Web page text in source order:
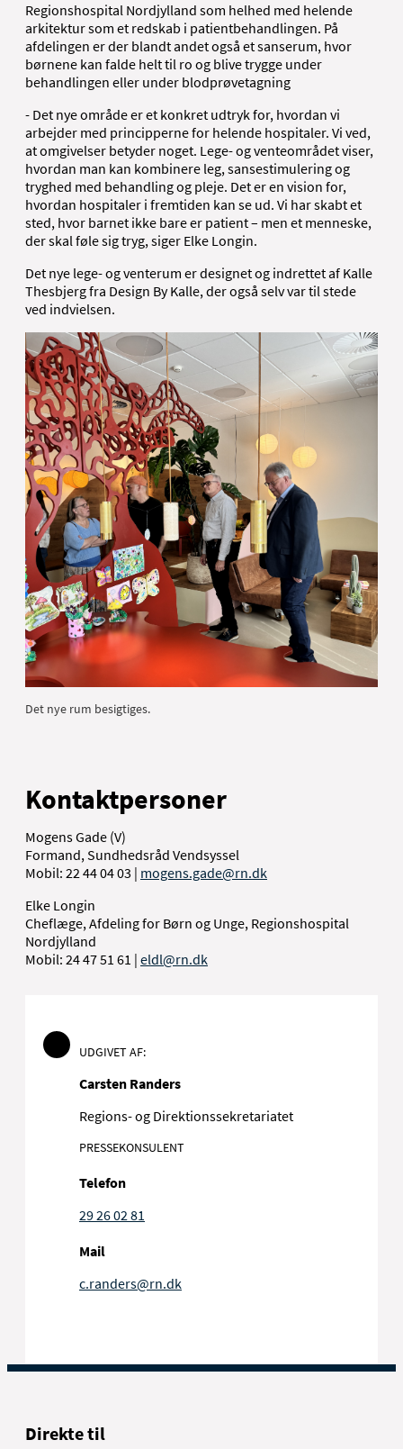
Regionshospital Nordjylland som helhed med helende
arkitektur som et redskab i patientbehandlingen. På
afdelingen er der blandt andet også et sanserum, hvor
børnene kan falde helt til ro og blive trygge under
behandlingen eller under blodprøvetagning
- Det nye område er et konkret udtryk for, hvordan vi
arbejder med principperne for helende hospitaler. Vi ved,
at omgivelser betyder noget. Lege- og venteområdet viser,
hvordan man kan kombinere leg, sansestimulering og
tryghed med behandling og pleje. Det er en vision for,
hvordan hospitaler i fremtiden kan se ud. Vi har skabt et
sted, hvor barnet ikke bare er patient – men et menneske,
der skal føle sig tryg, siger Elke Longin.
Det nye lege- og venterum er designet og indrettet af Kalle
Thesbjerg fra Design By Kalle, der også selv var til stede
ved indvielsen.
Det nye rum besigtiges.
Kontaktpersoner
Mogens Gade (V)
Formand, Sundhedsråd Vendsyssel
Mobil: 22 44 04 03 | mogens.gade@rn.dk
Elke Longin
Cheflæge, Afdeling for Børn og Unge, Regionshospital
Nordjylland
Mobil: 24 47 51 61 | eldl@rn.dk
UDGIVET AF:
Carsten Randers
Regions- og Direktionssekretariatet
PRESSEKONSULENT
Telefon
29 26 02 81
Mail
c.randers@rn.dk
Direkte til